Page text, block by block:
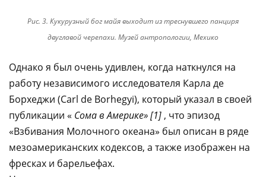
Рис. 3. Кукурузный бог майя выходит из треснувшего панциря
двуглавой черепахи. Музей антропологии, Мехико
Однако я был очень удивлен, когда наткнулся на
работу независимого исследователя Карла де
Борхеджи (Carl de Borhegyi), который указал в своей
публикации « Сома в Америке» [1] , что эпизод
«Взбивания Молочного океана» был описан в ряде
мезоамериканских кодексов, а также изображен на
фресках и барельефах.